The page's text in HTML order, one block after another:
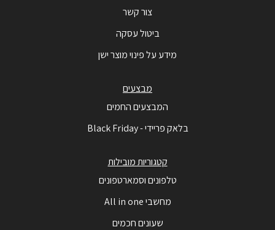
צור קשר
ביטול עסקה
מידע על פינוי מוצר ישן
מבצעים
המבצעים החמים
בלאק פריידי - Black Friday
קטגוריות מובילות
טלפונים וסמארטפונים
מחשבי All in one
שעונים חכמים